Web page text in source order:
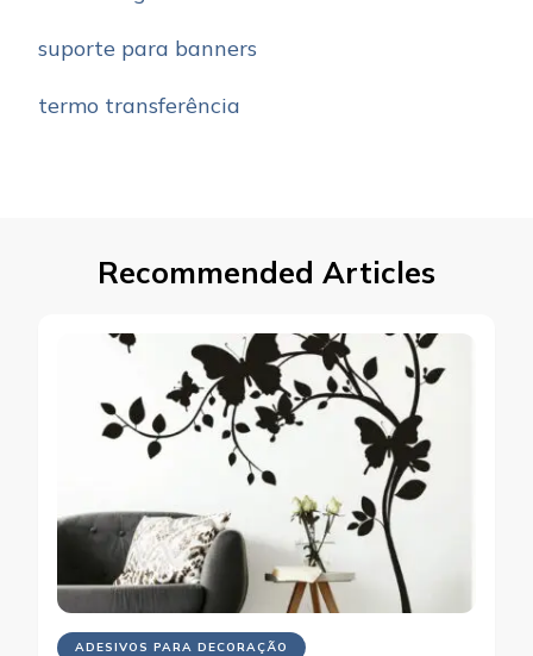
suporte para banners
termo transferência
Recommended Articles
ADESIVOS PARA DECORAÇÃO